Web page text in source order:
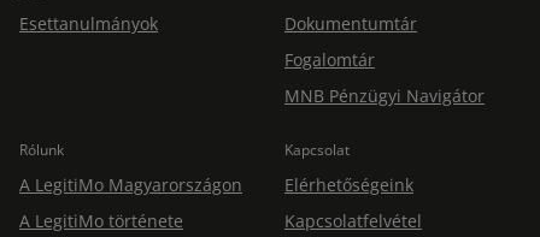
Esettanulmányok
Dokumentumtár
Fogalomtár
MNB Pénzügyi Navigátor
Rólunk
A LegitiMo Magyarországon
A LegitiMo története
Kapcsolat
Elérhetőségeink
Kapcsolatfelvétel